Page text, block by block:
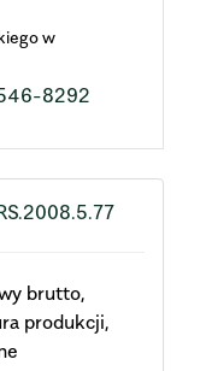
w
8292
brutto,
produkcji,